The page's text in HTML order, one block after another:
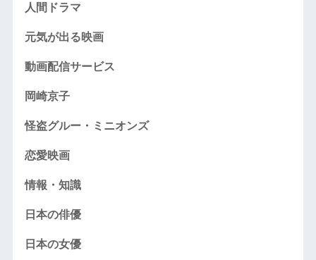
人間ドラマ
元気が出る映画
動画配信サービス
岡崎京子
怪盗グルー・ミニオンズ
恋愛映画
情報・知識
日本の俳優
日本の女優